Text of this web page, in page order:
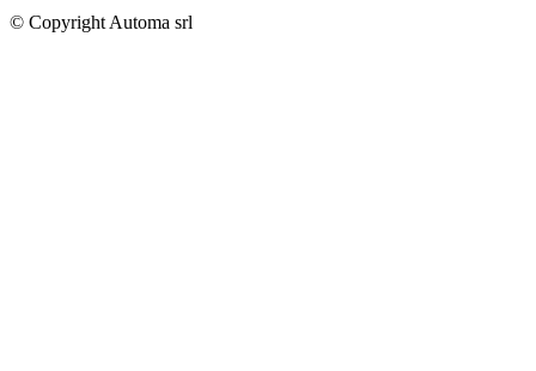
© Copyright Automa srl